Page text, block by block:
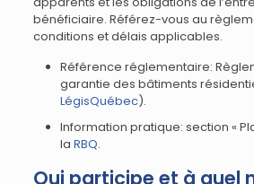
bénéficiaire. Référez-vous au
conditions et délais applicables.
Référence réglementaire:
garantie des bâtiments
LégisQuébec).
Information pratique: section «
la RBQ.
Qui participe et à quel